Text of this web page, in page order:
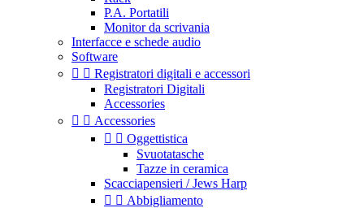
P.A. Portatili
Monitor da scrivania
Interfacce e schede audio
Software
  Registratori digitali e accessori
Registratori Digitali
Accessories
  Accessories
  Oggettistica
Svuotatasche
Tazze in ceramica
Scacciapensieri / Jews Harp
  Abbigliamento